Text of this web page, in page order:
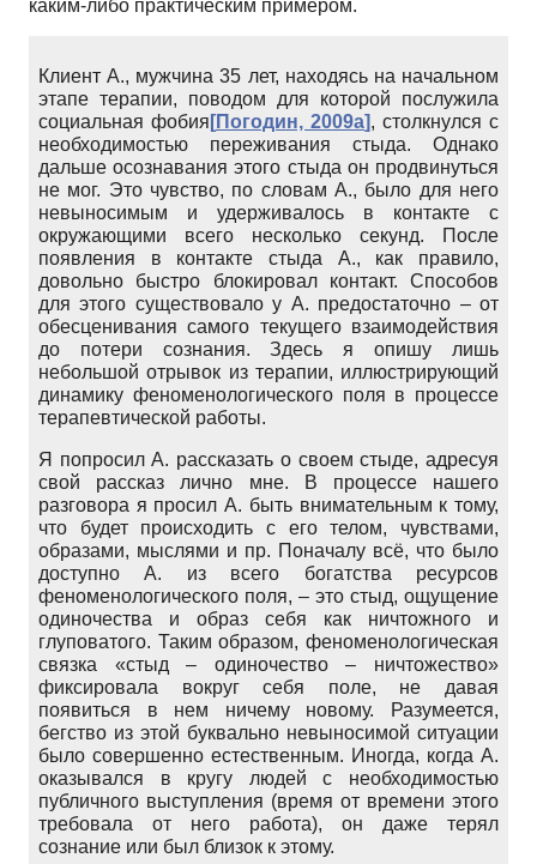
каким-либо практическим примером.
Клиент А., мужчина 35 лет, находясь на начальном
этапе терапии, поводом для которой послужила
социальная фобия [Погодин, 2009а], столкнулся с
необходимостью переживания стыда. Однако
дальше осознавания этого стыда он продвинуться
не мог. Это чувство, по словам А., было для него
невыносимым и удерживалось в контакте с
окружающими всего несколько секунд. После
появления в контакте стыда А., как правило,
довольно быстро блокировал контакт. Способов
для этого существовало у А. предостаточно – от
обесценивания самого текущего взаимодействия
до потери сознания. Здесь я опишу лишь
небольшой отрывок из терапии, иллюстрирующий
динамику феноменологического поля в процессе
терапевтической работы.
Я попросил А. рассказать о своем стыде, адресуя
свой рассказ лично мне. В процессе нашего
разговора я просил А. быть внимательным к тому,
что будет происходить с его телом, чувствами,
образами, мыслями и пр. Поначалу всё, что было
доступно А. из всего богатства ресурсов
феноменологического поля, – это стыд, ощущение
одиночества и образ себя как ничтожного и
глуповатого. Таким образом, феноменологическая
связка «стыд – одиночество – ничтожество»
фиксировала вокруг себя поле, не давая
появиться в нем ничему новому. Разумеется,
бегство из этой буквально невыносимой ситуации
было совершенно естественным. Иногда, когда А.
оказывался в кругу людей с необходимостью
публичного выступления (время от времени этого
требовала от него работа), он даже терял
сознание или был близок к этому.